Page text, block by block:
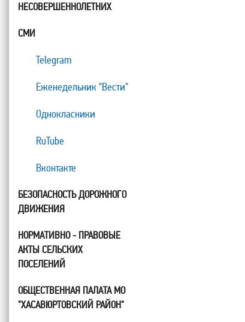
НЕСОВЕРШЕННОЛЕТНИХ
СМИ
Telegram
Еженедельник "Вести"
Однокласники
RuTube
Вконтакте
БЕЗОПАСНОСТЬ ДОРОЖНОГО
ДВИЖЕНИЯ
НОРМАТИВНО - ПРАВОВЫЕ
АКТЫ СЕЛЬСКИХ
ПОСЕЛЕНИЙ
ОБЩЕСТВЕННАЯ ПАЛАТА МО
"ХАСАВЮРТОВСКИЙ РАЙОН"